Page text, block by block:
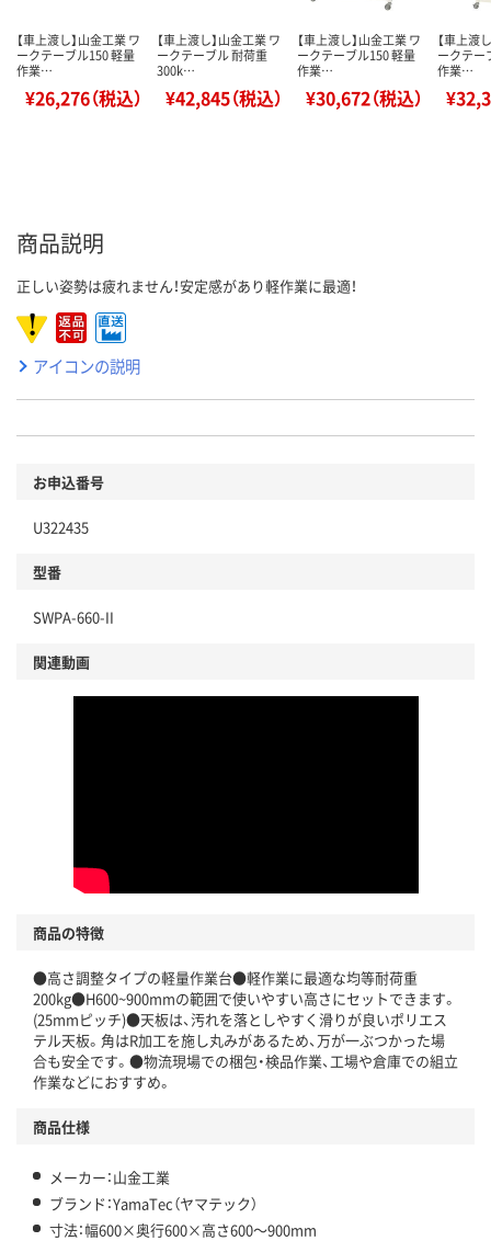
【車上渡し】山金工業 ワ
ークテーブル150 軽量
作業…
¥26,276（税込）
【車上渡し】山金工業 ワ
ークテーブル 耐荷重
300k…
¥42,845（税込）
【車上渡し】山金工業 ワ
ークテーブル150 軽量
作業…
¥30,672（税込）
【車上渡
ークテー
作業…
商品説明
正しい姿勢は疲れません！安定感があり軽作業に最適！
アイコンの説明
お申込番号
U322435
型番
SWPA-660-II
関連動画
商品の特徴
●高さ調整タイプの軽量作業台●軽作業に最適な均等耐荷重
200kg●H600~900mmの範囲で使いやすい高さにセットできます。
(25mmピッチ)●天板は、汚れを落としやすく滑りが良いポリエス
テル天板。角はR加工を施し丸みがあるため、万が一ぶつかった場
合も安全です。●物流現場での梱包・検品作業、工場や倉庫での組立
作業などにおすすめ。
商品仕様
メーカー：山金工業
ブランド：YamaTec（ヤマテック）
寸法：幅600×奥行600×高さ600～900mm